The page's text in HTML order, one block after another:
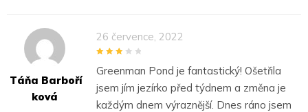
Táňa Barboří
Ková
26 července, 2022
5
Greenman Pond je fantastický! Ošetřila
jsem jím jezírko před týdnem a změna je
každým dnem výraznější. Dnes ráno jsem